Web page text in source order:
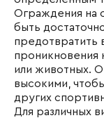
Ограждения на
быть
предотвратить
проникновения
или животных.
высокими,
других
Для различных